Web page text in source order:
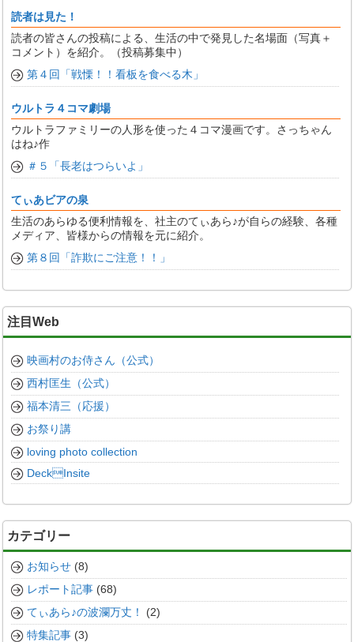
読者は見た！
読者の皆さんの投稿による、生活の中で発見した名場面（写真＋
コメント）を紹介。（投稿募集中）
第４回「戦慄！！看板を食べる木」
ウルトラ４コマ劇場
ウルトラファミリーの人形を使った４コマ漫画です。さっちゃん
はね♪作
＃５「長老はつらいよ」
てぃあビアの泉
生活のあらゆる便利情報を、社主のてぃあら♪が自らの経験、各種
メディア、皆様からの情報を元に紹介。
第８回「詐欺にご注意！！」
注目Web
映画村のお侍さん（公式）
西村匡生（公式）
福本清三（応援）
お祭り講
loving photo collection
DeckInsite
カテゴリー
お知らせ (8)
レポート記事 (68)
てぃあら♪の波瀾万丈！
(2)
特集記事 (3)